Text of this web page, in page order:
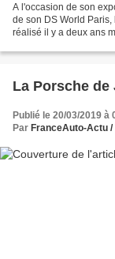
A l'occasion de son
de son DS World
réalisé il y a deux ans
La Porsche
Publié le 20/03/2019 à
Par FranceAuto-Actu /